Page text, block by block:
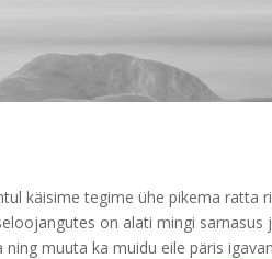
käisime tegime ühe pikema ratta
on alati mingi
ning muuta ka muidu eile päris